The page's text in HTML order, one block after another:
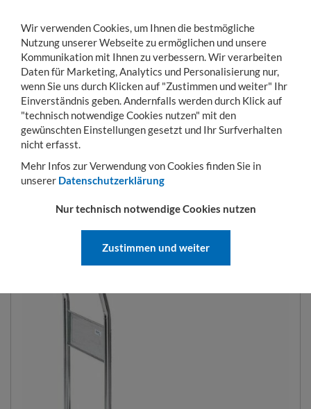
Toggle
navigation
MENÜ KONTO WARENKORB
Sie sind hier: Transportwagen Plattformwagen
ALU-PLATTFORMWAGEN
3120
Wir verwenden Cookies, um Ihnen die bestmögliche
Nutzung unserer Webseite zu ermöglichen und unsere
Kommunikation mit Ihnen zu verbessern. Wir verarbeiten
Daten für Marketing, Analytics und Personalisierung nur,
wenn Sie uns durch Klicken auf "Zustimmen und weiter" Ihr
Einverständnis geben. Andernfalls werden durch Klick auf
"technisch notwendige Cookies nutzen" mit den
gewünschten Einstellungen gesetzt und Ihr Surfverhalten
nicht erfasst.
Mehr Infos zur Verwendung von Cookies finden Sie in
unserer Datenschutzerklärung
Nur technisch notwendige Cookies nutzen
Zustimmen und weiter